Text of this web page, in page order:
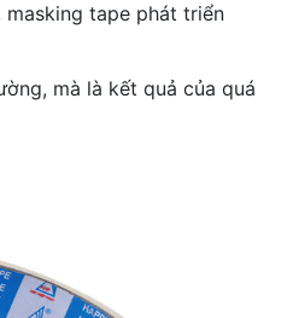
tape phát triển
mà là kết quả của quá